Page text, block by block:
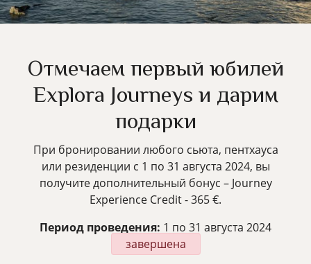
Отмечаем первый юбилей
Explora Journeys и дарим
подарки
При бронировании любого сьюта, пентхауса
или резиденции с 1 по 31 августа 2024, вы
получите дополнительный бонус – Journey
Experience Credit - 365 €.
Период проведения: 1 по 31 августа 2024
завершена